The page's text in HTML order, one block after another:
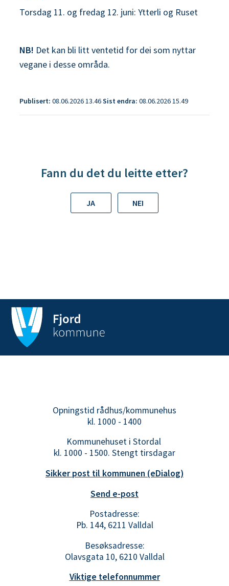
Torsdag 11. og fredag 12. juni: Ytterli og Ruset
NB! Det kan bli litt ventetid for dei som nyttar
vegane i desse områda.
Publisert 08.06.2026 13.46Sist endra 08.06.2026 15.49
Fann du det du leitte etter?
JA NEI
Opningstid rådhus/kommunehus
kl. 1000 - 1400
Kommunehuset i Stordal
kl. 1000 - 1500. Stengt tirsdagar
Sikker post til kommunen (eDialog)
Send e-post
Postadresse:
Pb. 144, 6211 Valldal
Besøksadresse:
Olavsgata 10, 6210 Valldal
Viktige telefonnummer